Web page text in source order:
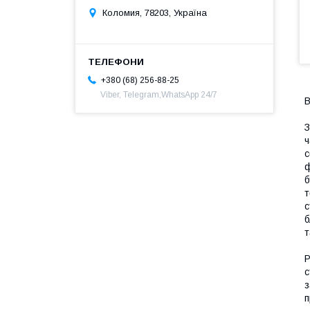
Коломия, 78203, Україна
+380 (68) 256-88-25
Viber, Telegram,WhatsApp 24/7